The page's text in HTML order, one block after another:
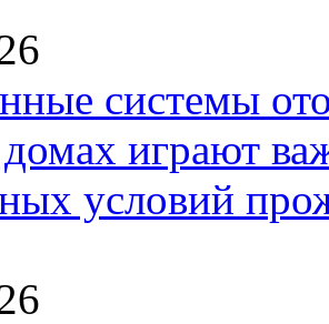
системы
играют
условий